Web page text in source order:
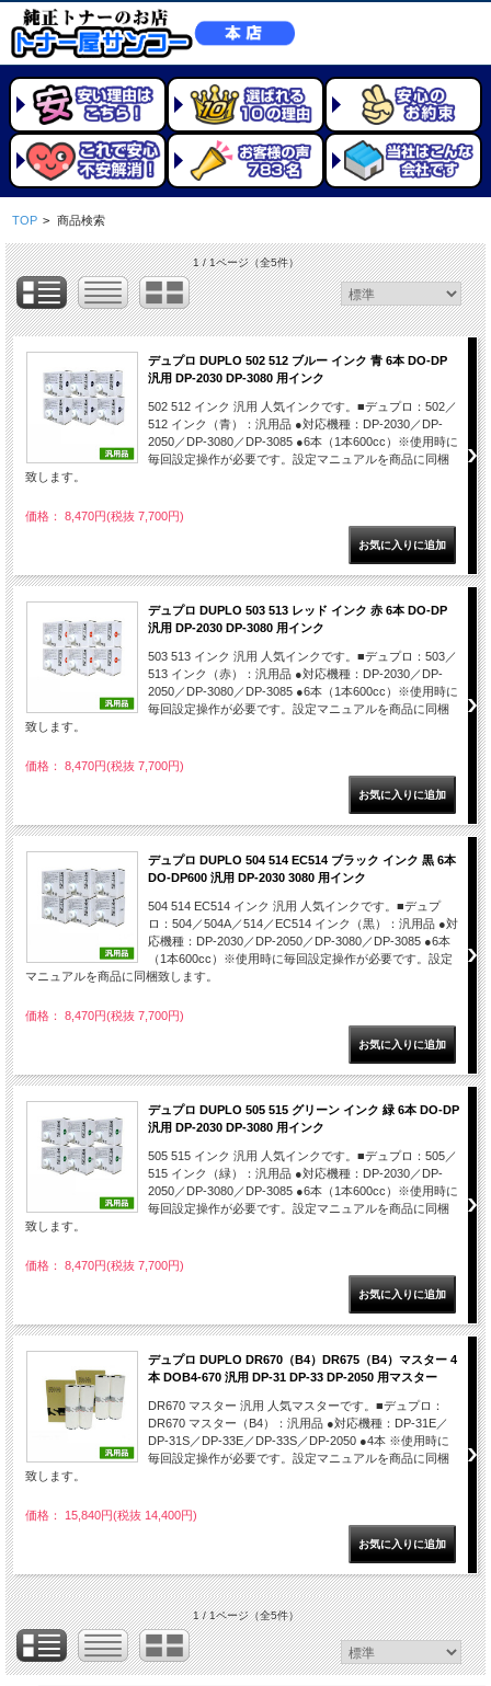
TOP > 商品検索
1 / 1ページ（全5件）
デュプロ DUPLO 502 512 ブルー インク 青 6本 DO-DP
汎用 DP-2030 DP-3080 用インク
502 512 インク 汎用 人気インクです。■デュプロ：502／
512 インク（青）：汎用品 ●対応機種：DP-2030／DP-
2050／DP-3080／DP-3085 ●6本（1本600cc）※使用時に
毎回設定操作が必要です。設定マニュアルを商品に同梱
致します。
価格： 8,470円(税抜 7,700円)
デュプロ DUPLO 503 513 レッド インク 赤 6本 DO-DP
汎用 DP-2030 DP-3080 用インク
503 513 インク 汎用 人気インクです。■デュプロ：503／
513 インク（赤）：汎用品 ●対応機種：DP-2030／DP-
2050／DP-3080／DP-3085 ●6本（1本600cc）※使用時に
毎回設定操作が必要です。設定マニュアルを商品に同梱
致します。
価格： 8,470円(税抜 7,700円)
デュプロ DUPLO 504 514 EC514 ブラック インク 黒 6本
DO-DP600 汎用 DP-2030 3080 用インク
504 514 EC514 インク 汎用 人気インクです。■デュプ
ロ：504／504A／514／EC514 インク（黒）：汎用品 ●対
応機種：DP-2030／DP-2050／DP-3080／DP-3085 ●6本
（1本600cc）※使用時に毎回設定操作が必要です。設定
マニュアルを商品に同梱致します。
価格： 8,470円(税抜 7,700円)
デュプロ DUPLO 505 515 グリーン インク 緑 6本 DO-DP
汎用 DP-2030 DP-3080 用インク
505 515 インク 汎用 人気インクです。■デュプロ：505／
515 インク（緑）：汎用品 ●対応機種：DP-2030／DP-
2050／DP-3080／DP-3085 ●6本（1本600cc）※使用時に
毎回設定操作が必要です。設定マニュアルを商品に同梱
致します。
価格： 8,470円(税抜 7,700円)
デュプロ DUPLO DR670（B4）DR675（B4）マスター 4
本 DOB4-670 汎用 DP-31 DP-33 DP-2050 用マスター
DR670 マスター 汎用 人気マスターです。■デュプロ：
DR670 マスター（B4）：汎用品 ●対応機種：DP-31E／
DP-31S／DP-33E／DP-33S／DP-2050 ●4本 ※使用時に
毎回設定操作が必要です。設定マニュアルを商品に同梱
致します。
価格： 15,840円(税抜 14,400円)
1 / 1ページ（全5件）